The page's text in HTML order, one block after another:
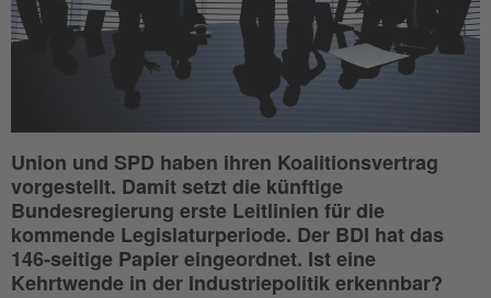
Union und SPD haben ihren Koalitionsvertrag
vorgestellt. Damit setzt die künftige
Bundesregierung erste Leitlinien für die
kommende Legislaturperiode. Der BDI hat das
146-seitige Papier eingeordnet. Ist eine
Kehrtwende in der Industriepolitik erkennbar?